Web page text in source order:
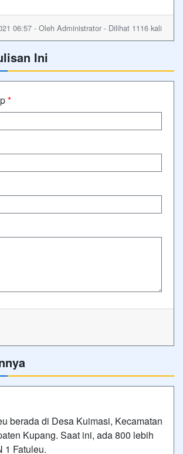
06:57 - Oleh Administrator - Dilihat 1116 kali
Ini
*
berada di Desa Kuimasi, Kecamatan
Kupang. Saat ini, ada 800 lebih
1 Fatuleu.